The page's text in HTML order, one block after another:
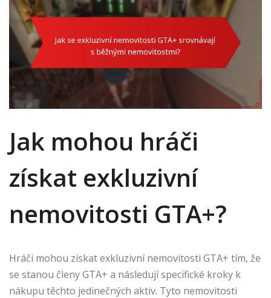
Jak mohou hráči
získat exkluzivní
nemovitosti GTA+?
Hráči mohou získat exkluzivní nemovitosti GTA+ tím, že
se stanou členy GTA+ a následují specifické kroky k
nákupu těchto jedinečných aktiv. Tyto nemovitosti